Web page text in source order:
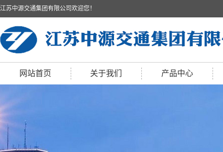
江苏中源交通集团有限公司欢迎您！
网站首页 关于我们 产品中心